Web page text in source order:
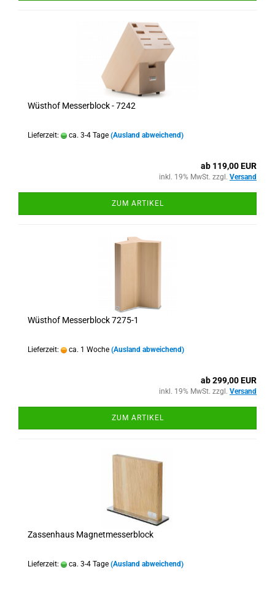
Wüsthof Messerblock - 7242
Lieferzeit: ca. 3-4 Tage (Ausland abweichend)
ab 119,00 EUR
inkl. 19% MwSt. zzgl. Versand
ZUM ARTIKEL
Wüsthof Messerblock 7275-1
Lieferzeit: ca. 1 Woche (Ausland abweichend)
ab 299,00 EUR
inkl. 19% MwSt. zzgl. Versand
ZUM ARTIKEL
Zassenhaus Magnetmesserblock
Lieferzeit: ca. 3-4 Tage (Ausland abweichend)